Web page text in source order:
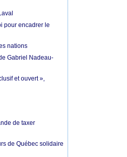
pour encadrer le
nations
Gabriel Nadeau-
et ouvert »,
de taxer
de Québec solidaire